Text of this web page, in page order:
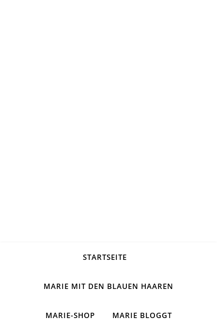
STARTSEITE
MARIE MIT DEN BLAUEN HAAREN
MARIE-SHOP MARIE BLOGGT